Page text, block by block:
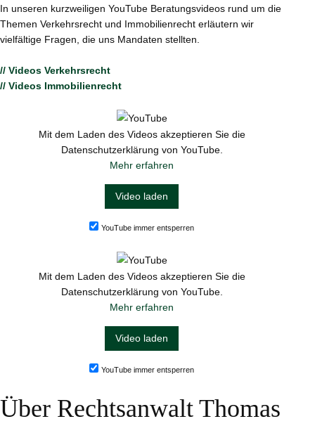
In unseren kurzweiligen YouTube Beratungsvideos rund um die
Themen Verkehrsrecht und Immobilienrecht erläutern wir
vielfältige Fragen, die uns Mandaten stellten.
// Videos Verkehrsrecht
// Videos Immobilienrecht
Mit dem Laden des Videos akzeptieren Sie die
Datenschutzerklärung von YouTube.
Mehr erfahren
Video laden
YouTube immer entsperren
Mit dem Laden des Videos akzeptieren Sie die
Datenschutzerklärung von YouTube.
Mehr erfahren
Video laden
YouTube immer entsperren
Über Rechtsanwalt Thomas